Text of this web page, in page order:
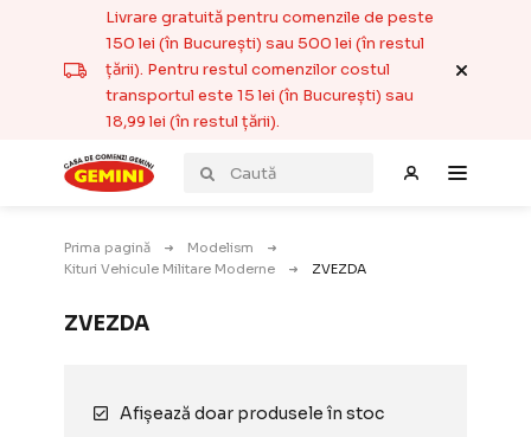
Livrare gratuită pentru comenzile de peste
150 lei (în București) sau 500 lei (în restul
țării). Pentru restul comenzilor costul
transportul este 15 lei (în București) sau
18,99 lei (în restul țării).
Prima pagină
Modelism
Kituri Vehicule Militare Moderne
ZVEZDA
ZVEZDA
Afișează doar produsele în stoc